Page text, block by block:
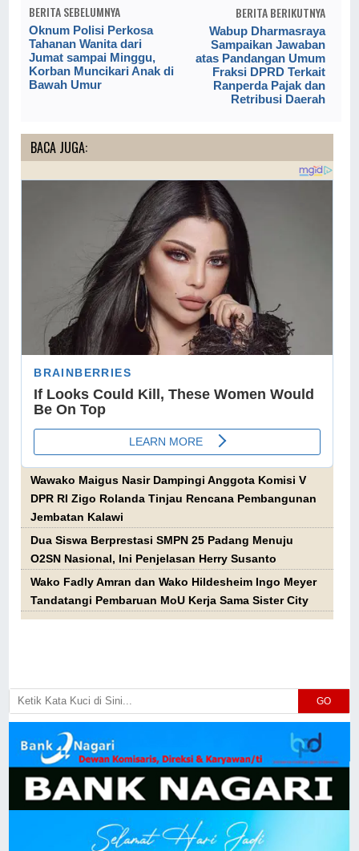
BERITA SEBELUMNYA
Oknum Polisi Perkosa
Tahanan Wanita dari
Jumat sampai Minggu,
Korban Muncikari Anak di
Bawah Umur
BERITA BERIKUTNYA
Wabup Dharmasraya
Sampaikan Jawaban
atas Pandangan Umum
Fraksi DPRD Terkait
Ranperda Pajak dan
Retribusi Daerah
BACA JUGA:
Wawako Maigus Nasir Dampingi Anggota Komisi V
DPR RI Zigo Rolanda Tinjau Rencana Pembangunan
Jembatan Kalawi
Dua Siswa Berprestasi SMPN 25 Padang Menuju
O2SN Nasional, Ini Penjelasan Herry Susanto
Wako Fadly Amran dan Wako Hildesheim Ingo Meyer
Tandatangi Pembaruan MoU Kerja Sama Sister City
GO